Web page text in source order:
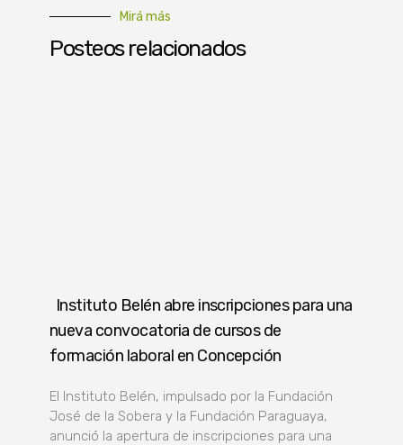
Mirá más
Posteos relacionados
Instituto Belén abre inscripciones para una
nueva convocatoria de cursos de
formación laboral en Concepción
El Instituto Belén, impulsado por la Fundación
José de la Sobera y la Fundación Paraguaya,
anunció la apertura de inscripciones para una